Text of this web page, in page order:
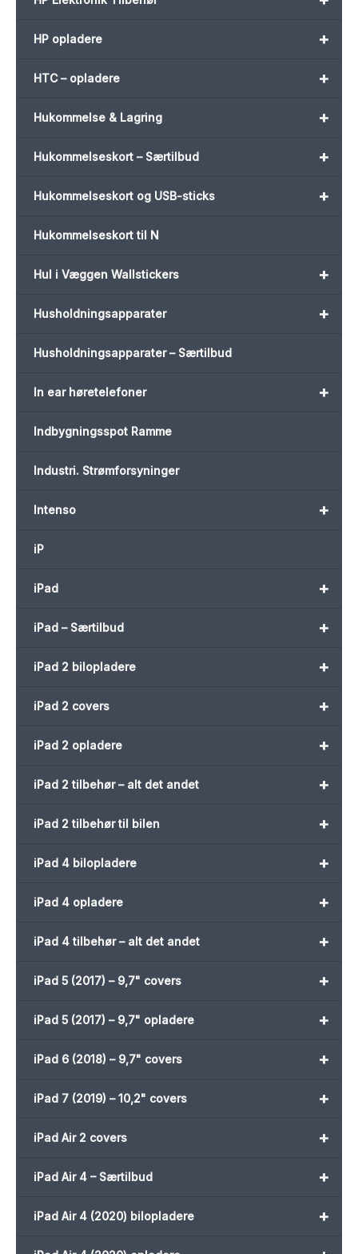
+
HP opladere
+
HTC – opladere
+
Hukommelse & Lagring
+
Hukommelseskort – Særtilbud
+
Hukommelseskort og USB-sticks
Hukommelseskort til N
+
Hul i Væggen Wallstickers
+
Husholdningsapparater
Husholdningsapparater – Særtilbud
+
In ear høretelefoner
Indbygningsspot Ramme
Industri. Strømforsyninger
+
Intenso
iP
+
iPad
+
iPad – Særtilbud
+
iPad 2 bilopladere
+
iPad 2 covers
+
iPad 2 opladere
+
iPad 2 tilbehør – alt det andet
+
iPad 2 tilbehør til bilen
+
iPad 4 bilopladere
+
iPad 4 opladere
+
iPad 4 tilbehør – alt det andet
+
iPad 5 (2017) – 9,7" covers
+
iPad 5 (2017) – 9,7" opladere
+
iPad 6 (2018) – 9,7" covers
+
iPad 7 (2019) – 10,2" covers
+
iPad Air 2 covers
+
iPad Air 4 – Særtilbud
+
iPad Air 4 (2020) bilopladere